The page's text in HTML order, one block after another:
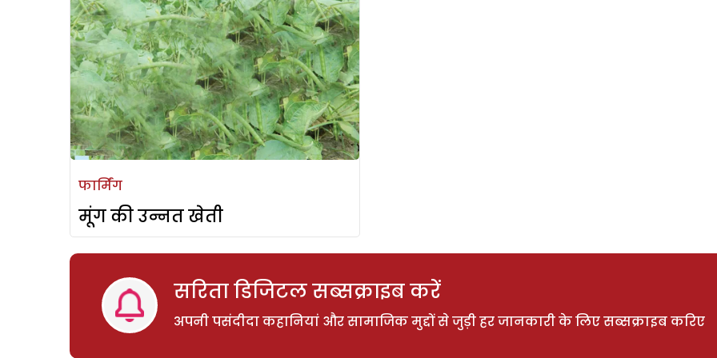
फार्मिंग
मूंग की उन्नत खेती
सरिता डिजिटल सब्सक्राइब करें
अपनी पसंदीदा कहानियां और सामाजिक मुद्दों से जुड़ी हर जानकारी के लिए सब्सक्राइब करिए